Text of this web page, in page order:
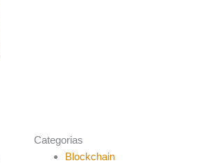
Categorias
Blockchain